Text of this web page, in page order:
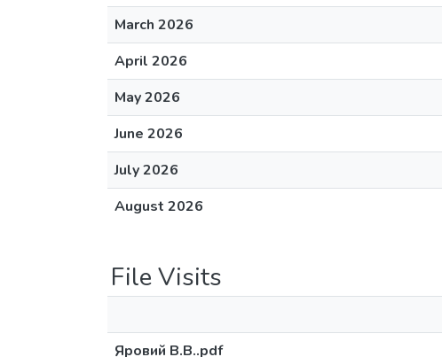
March 2026
April 2026
May 2026
June 2026
July 2026
August 2026
File Visits
Яровий В.В..pdf